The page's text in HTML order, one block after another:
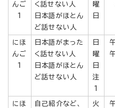
んご
1
く話せない人
日本語がほとん
ど話せない人
曜
日
にほ
んご
1
日本語がまった
く話せない人
日本語がほとん
ど話せない人
日
曜
日
注
1
にほ
自己紹介など、
火